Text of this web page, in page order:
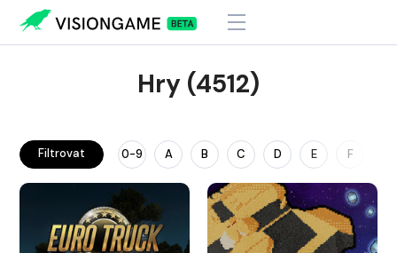
Hry (4512)
Filtrovat 0-9 A B C D E F